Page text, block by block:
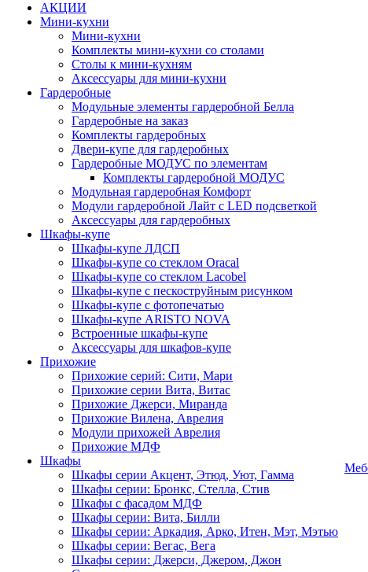
АКЦИИ
Мини-кухни
Мини-кухни
Комплекты мини-кухни со столами
Столы к мини-кухням
Аксессуары для мини-кухни
Гардеробные
Модульные элементы гардеробной Белла
Гардеробные на заказ
Комплекты гардеробных
Двери-купе для гардеробных
Гардеробные МОДУС по элементам
Комплекты гардеробной МОДУС
Модульная гардеробная Комфорт
Модули гардеробной Лайт с LED подсветкой
Аксессуары для гардеробных
Шкафы-купе
Шкафы-купе ЛДСП
Шкафы-купе со стеклом Oracal
Шкафы-купе со стеклом Lacobel
Шкафы-купе с пескоструйным рисунком
Шкафы-купе с фотопечатью
Шкафы-купе ARISTO NOVA
Встроенные шкафы-купе
Аксессуары для шкафов-купе
Прихожие
Прихожие серий: Сити, Мари
Прихожие серии Вита, Витас
Прихожие Джерси, Миранда
Прихожие Вилена, Аврелия
Модули прихожей Аврелия
Прихожие МДФ
Шкафы
Шкафы серии Акцент, Этюд, Уют, Гамма
Шкафы серии: Бронкс, Стелла, Стив
Шкафы с фасадом МДФ
Шкафы серии: Вита, Билли
Шкафы серии: Аркадия, Арко, Итен, Мэт, Мэтью
Шкафы серии: Вегас, Вега
Шкафы серии: Джерси, Джером, Джон